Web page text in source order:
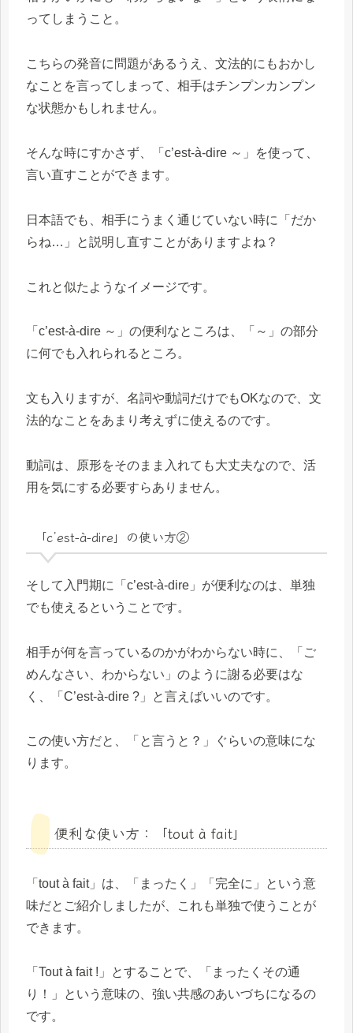
ってしまうこと。
こちらの発音に問題があるうえ、文法的にもおかし
なことを言ってしまって、相手はチンプンカンプン
な状態かもしれません。
そんな時にすかさず、「c’est-à-dire ～」を使って、
言い直すことができます。
日本語でも、相手にうまく通じていない時に「だか
らね…」と説明し直すことがありますよね？
これと似たようなイメージです。
「c’est-à-dire ～」の便利なところは、「～」の部分
に何でも入れられるところ。
文も入りますが、名詞や動詞だけでもOKなので、文
法的なことをあまり考えずに使えるのです。
動詞は、原形をそのまま入れても大丈夫なので、活
用を気にする必要すらありません。
「c’est-à-dire」の使い方②
そして入門期に「c’est-à-dire」が便利なのは、単独
でも使えるということです。
相手が何を言っているのかがわからない時に、「ご
めんなさい、わからない」のように謝る必要はな
く、「C’est-à-dire ?」と言えばいいのです。
この使い方だと、「と言うと？」ぐらいの意味にな
ります。
便利な使い方：「tout à fait」
「tout à fait」は、「まったく」「完全に」という意
味だとご紹介しましたが、これも単独で使うことが
できます。
「Tout à fait !」とすることで、「まったくその通
り！」という意味の、強い共感のあいづちになるの
です。